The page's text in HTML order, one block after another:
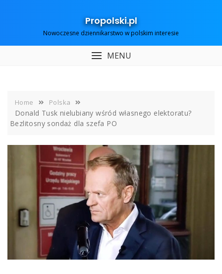
Propolski.pl
Nowoczesne dziennikarstwo w polskim interesie
MENU
Home Polska
Donald Tusk nielubiany wśród własnego elektoratu?
Bezlitosny sondaż dla szefa PO